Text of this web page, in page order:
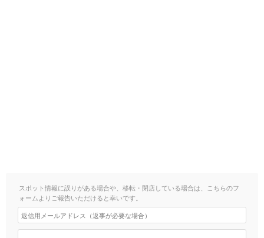
スポット情報に誤りがある場合や、移転・閉店している場合は、こちらのフ
ォームよりご報告いただけると幸いです。